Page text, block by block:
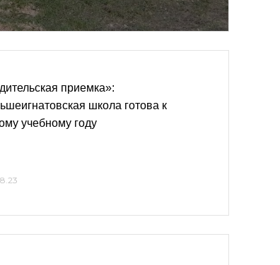
приемка»:
школа готова к
учебному году